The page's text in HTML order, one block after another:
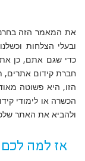
את המאמר הזה
ובעלי הצלחות
כדי שגם אתם, כן
חברת קידום
הזו, היא פשוטה
הכשרה או לימודי
ולהביא את האתר
אז למה